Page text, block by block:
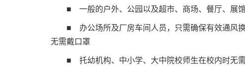
■ 一般的户外、公园以及超市、商场、餐厅、展馆/
■ 办公场所及厂房车间人员，只需确保有效通风换
无需戴口罩
■ 托幼机构、中小学、大中院校师生在校内时无